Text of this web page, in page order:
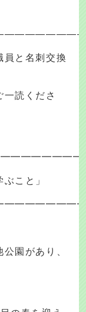
と名刺交換
読くださ
こと」
園があり、